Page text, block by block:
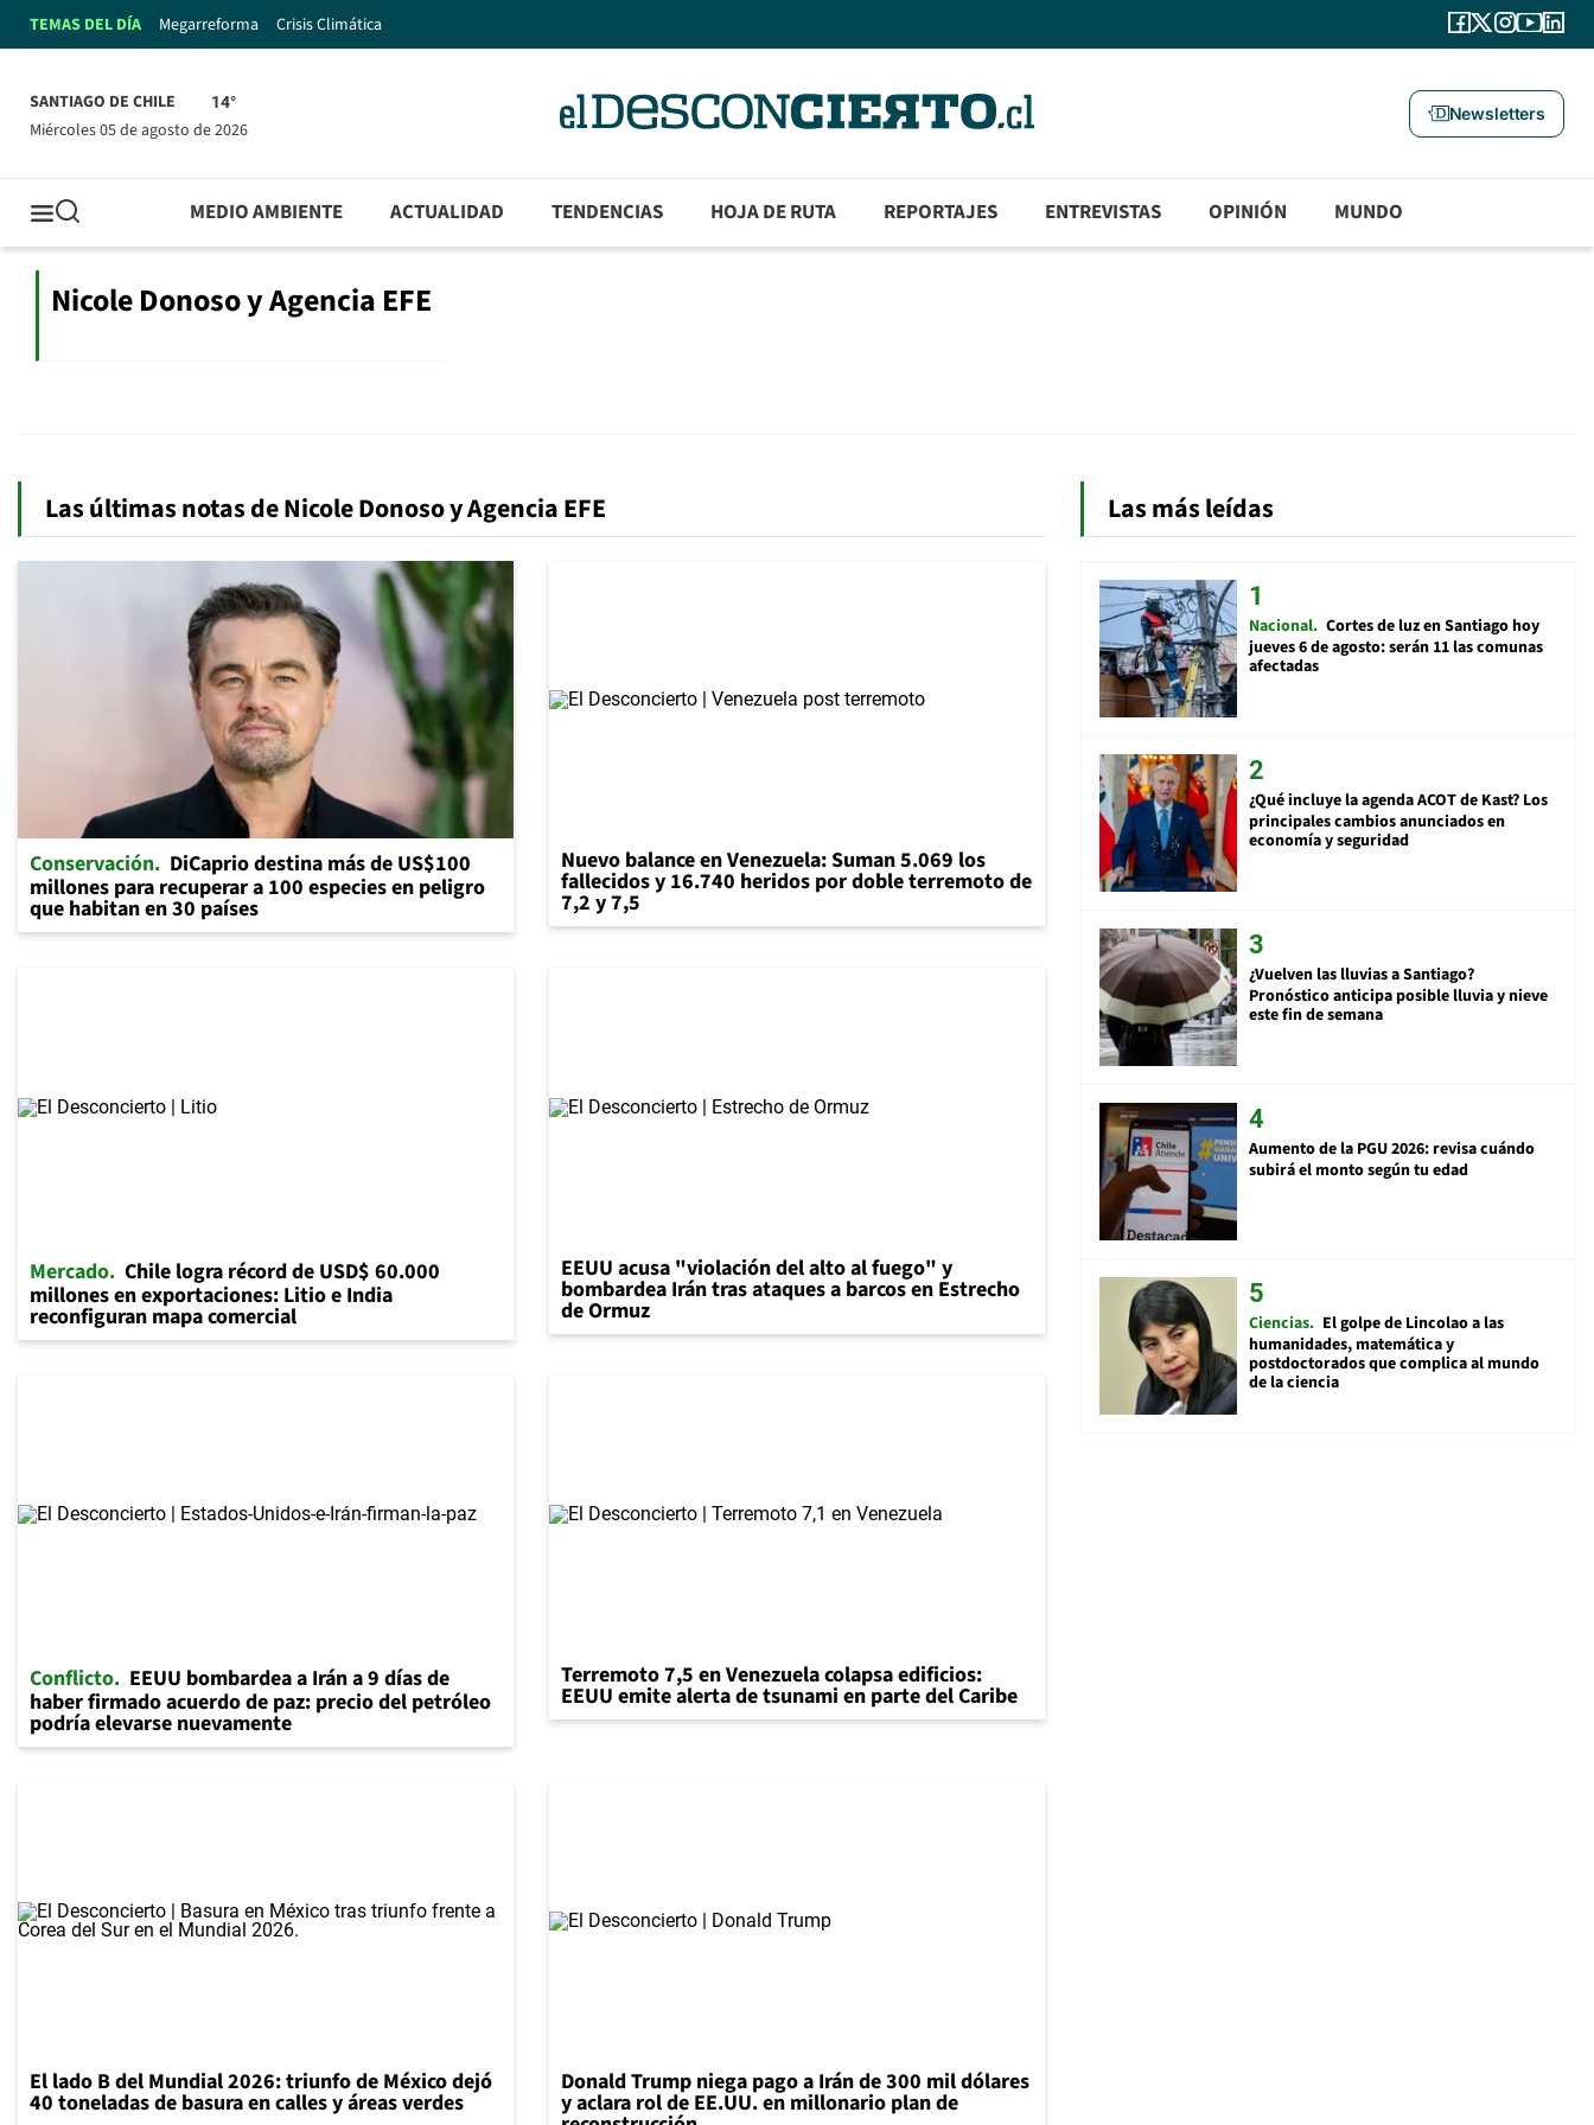
TEMAS DEL DÍA Megarreforma Crisis Climática
SANTIAGO DE CHILE 14°
miércoles 05 de agosto de 2026
Newsletters
MEDIO AMBIENTE ACTUALIDAD TENDENCIAS HOJA DE RUTA REPORTAJES ENTREVISTAS OPINIÓN MUNDO
Nicole Donoso y Agencia EFE
Las últimas notas de Nicole Donoso y Agencia EFE
Conservación DiCaprio destina más de US$100
millones para recuperar a 100 especies en peligro
que habitan en 30 países
Nuevo balance en Venezuela: Suman 5.069 los
fallecidos y 16.740 heridos por doble terremoto de
7,2 y 7,5
Mercado Chile logra récord de USD$ 60.000
millones en exportaciones: Litio e India
reconfiguran mapa comercial
EEUU acusa "violación del alto al fuego" y
bombardea Irán tras ataques a barcos en Estrecho
de Ormuz
Conflicto EEUU bombardea a Irán a 9 días de
haber firmado acuerdo de paz: precio del petróleo
podría elevarse nuevamente
Terremoto 7,5 en Venezuela colapsa edificios:
EEUU emite alerta de tsunami en parte del Caribe
El lado B del Mundial 2026: triunfo de México dejó
40 toneladas de basura en calles y áreas verdes
Donald Trump niega pago a Irán de 300 mil dólares
y aclara rol de EE.UU. en millonario plan de
Las más leídas
Nacional Cortes de luz en Santiago hoy
jueves 6 de agosto: serán 11 las comunas
afectadas
¿Qué incluye la agenda ACOT de Kast? Los
principales cambios anunciados en
economía y seguridad
¿Vuelven las lluvias a Santiago?
Pronóstico anticipa posible lluvia y nieve
este fin de semana
Aumento de la PGU 2026: revisa cuándo
subirá el monto según tu edad
Ciencias El golpe de Lincolao a las
humanidades, matemática y
postdoctorados que complica al mundo
de la ciencia